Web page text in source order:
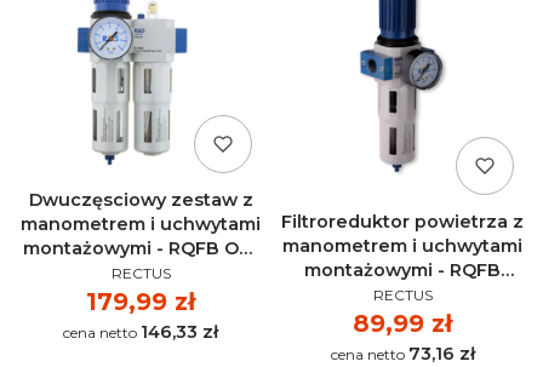
Dwuczęsciowy zestaw z
manometrem i uchwytami
montażowymi - RQFB OU-
1/4-MINI
PRODUCENT
RECTUS
Cena
179,99 zł
Cena 146,33 zł
Filtroreduktor powietrza z
manometrem i uchwytami
montażowymi - RQFB
OFR-1/4-MINI 40 µm
PRODUCENT
RECTUS
Cena
89,99 zł
Cena 73,16 zł